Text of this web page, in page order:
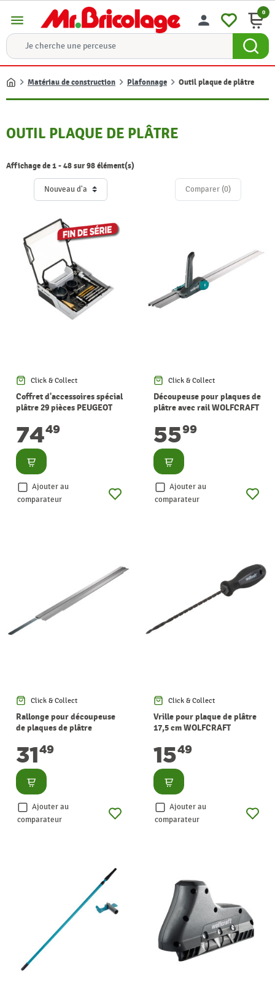
menu person 0
Accueil
Matériau de construction Plafonnage Outil plaque de plâtre
OUTIL PLAQUE DE PLÂTRE
Affichage de 1 - 48 sur 98 élément(s)
Comparer (0)‎
Click & Collect
Coffret d'accessoires spécial
plâtre 29 pièces PEUGEOT
7449
Consulter
Ajouter au
comparateur
Click & Collect
Découpeuse pour plaques de
plâtre avec rail WOLFCRAFT
5599
Consulter
Ajouter au
comparateur
Click & Collect
Rallonge pour découpeuse
de plaques de plâtre
3149
Consulter
Ajouter au
comparateur
Click & Collect
Vrille pour plaque de plâtre
17,5 cm WOLFCRAFT
1549
Consulter
Ajouter au
comparateur